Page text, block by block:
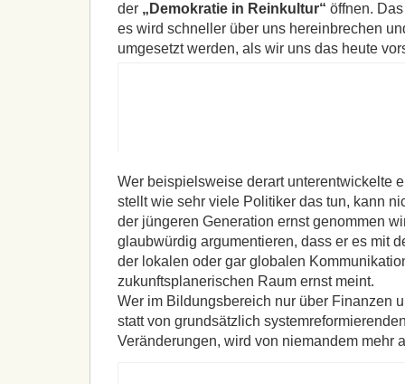
der „Demokratie in Reinkultur“ öffnen.
es wird schneller über uns hereinbrechen
umgesetzt werden, als wir uns das heute
Wer beispielsweise derart unterentwickelte
stellt wie sehr viele Politiker das tun, kann
der jüngeren Generation ernst genommen
glaubwürdig argumentieren, dass er es mit
der lokalen oder gar globalen
zukunftsplanerischen Raum ernst meint.
Wer im Bildungsbereich nur über Finanzen
statt von grundsätzlich
Veränderungen, wird von niemandem mehr